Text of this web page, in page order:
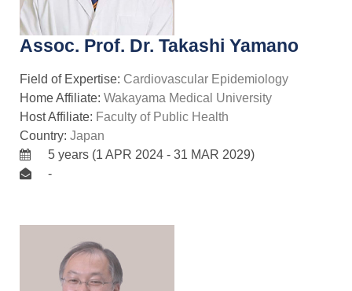
Assoc. Prof. Dr. Takashi Yamano
Field of Expertise: Cardiovascular Epidemiology
Home Affiliate: Wakayama Medical University
Host Affiliate: Faculty of Public Health
Country: Japan
5 years (1 APR 2024 - 31 MAR 2029)
-